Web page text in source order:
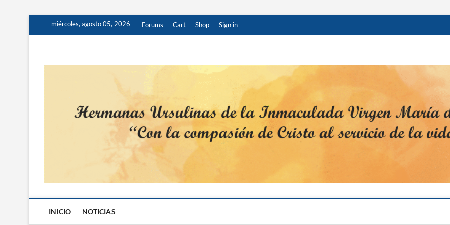
miércoles, agosto 05, 2026 Forums Cart Shop Sign in
Hermanas Ursulinas
INICIO NOTICIAS